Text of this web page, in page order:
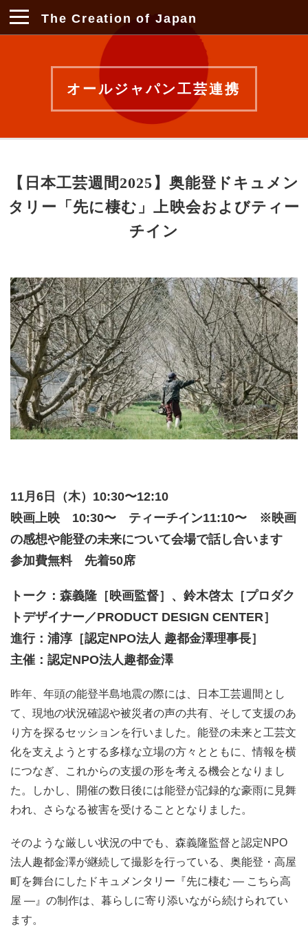
The Creation of Japan
オールジャパン工芸連携
【日本工芸週間2025】奥能登ドキュメン
タリー「先に棲む」上映会およびティー
チイン
11月6日（木）10:30〜12:10
映画上映 10:30〜 ティーチイン11:10〜 ※映画
の感想や能登の未来について会場で話し合います
参加費無料 先着50席
トーク：森義隆［映画監督］、鈴木啓太［プロダク
トデザイナー／PRODUCT DESIGN CENTER］
進行：浦淳［認定NPO法人 趣都金澤理事長］
主催：認定NPO法人趣都金澤
昨年、年頭の能登半島地震の際には、日本工芸週間とし
て、現地の状況確認や被災者の声の共有、そして支援のあ
り方を探るセッションを行いました。能登の未来と工芸文
化を支えようとする多様な立場の方々とともに、情報を横
につなぎ、これからの支援の形を考える機会となりまし
た。しかし、開催の数日後には能登が記録的な豪雨に見舞
われ、さらなる被害を受けることとなりました。
そのような厳しい状況の中でも、森義隆監督と認定NPO
法人趣都金澤が継続して撮影を行っている、奥能登・高屋
町を舞台にしたドキュメンタリー『先に棲む ― こちら高
屋 ―』の制作は、暮らしに寄り添いながら続けられてい
ます。